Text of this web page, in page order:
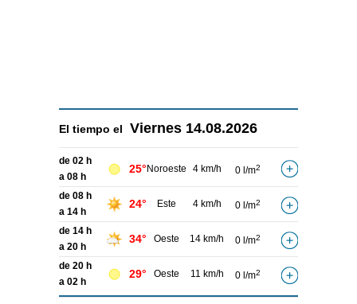
El tiempo el Viernes 14.08.2026
de 02 h
a 08 h
25° Noroeste 4 km/h 0 l/m2
de 08 h
a 14 h
24° Este 4 km/h 0 l/m2
de 14 h
a 20 h
34° Oeste 14 km/h 0 l/m2
de 20 h
a 02 h
29° Oeste 11 km/h 0 l/m2